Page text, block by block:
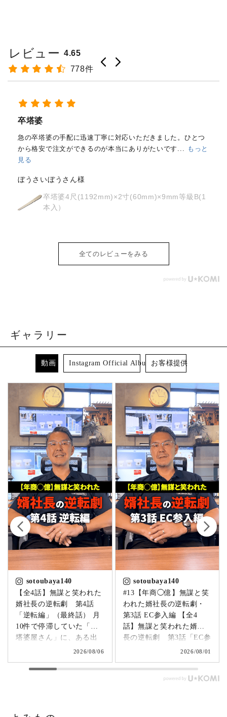
レビュー 4.65
778件
経木塔婆・水塔婆五輪型１尺
(303mm)×62mm×0.4mm(200...
もっと見る
はじめて注文しました。メールと電話で内容照会しました
が、どちらも丁寧に対応していただきました。製品の
osyoh様
経木塔婆・水塔婆五輪型１尺
全てのレビューをみる
ギャラリー
動画 Instagram Official Albumお客様提供
sotoubaya140
【全4話】無謀と笑われた
婿社長の逆転劇 第4話
「逆転編」（最終話） 月
10件で停滞していた「卒
塔婆屋さん」に、ある出
来事が起こります。▶
まじゃまずい。」 そう痛
2026/08/06
sotoubaya140
#13【年商◯億】無謀と笑
われた婿社長の逆転劇・
第3話 EC参入編 【全4
話】無謀と笑われた婿社
長の逆転劇 第3話「EC参
たやじ社長が下した決断
とは。▶ @sotoubaya140
2026/08/01